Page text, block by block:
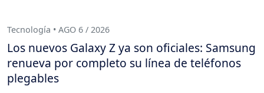
Tecnología • AGO 6 / 2026
Los nuevos Galaxy Z ya son oficiales: Samsung
renueva por completo su línea de teléfonos
plegables